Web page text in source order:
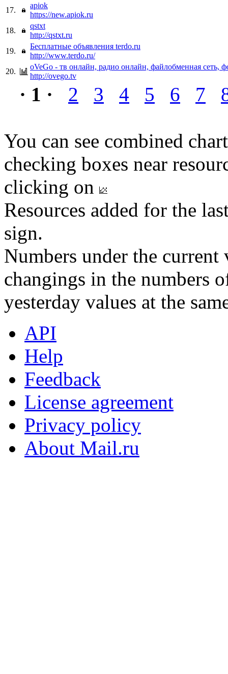
17.
apiok
https://new.apiok.ru
18.
qstxt
http://qstxt.ru
19.
Бесплатные объявления terdo.ru
http://www.terdo.ru/
20.
oVeGo - тв онлайн, радио онлайн, файлобменная сеть,
http://ovego.tv
· 1 · 2 3 4 5 6 7
You can see combined
checking boxes near
clicking on
Resources added for the
sign.
Numbers under the
changings in the numbers
yesterday values at the
API
Help
Feedback
License agreement
Privacy policy
About Mail.ru